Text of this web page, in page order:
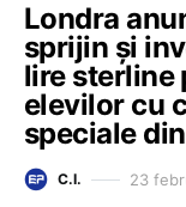
Londra
sprijin și
lire sterline
elevilor cu
speciale
C.I. 23